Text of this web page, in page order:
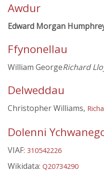
Awdur
Edward Morgan
Ffynonellau
William GeorgeRichard
Delweddau
Christopher Williams,
Dolenni
VIAF: 310542226
Wikidata: Q20734290